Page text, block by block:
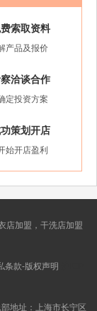
索取资料
产品及报价
洽谈合作
定投资方案
策划开店
始开店盈利
店加盟，干洗店加盟
条款-版权声明
地址：上海市长宁区